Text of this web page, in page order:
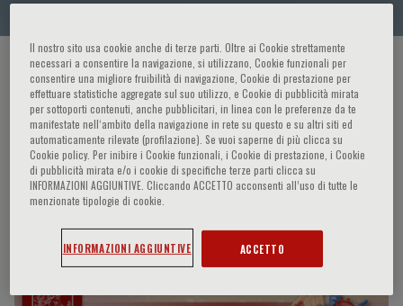
HOME PAGE / CORSI ED EVENTI / RELATORE
Geraldo Payro Ramirez
Partecipazioni del relatore
Il nostro sito usa cookie anche di terze parti. Oltre ai Cookie strettamente
necessari a consentire la navigazione, si utilizzano, Cookie funzionali per
consentire una migliore fruibilità di navigazione, Cookie di prestazione per
effettuare statistiche aggregate sul suo utilizzo, e Cookie di pubblicità mirata
per sottoporti contenuti, anche pubblicitari, in linea con le preferenze da te
manifestate nell‘ambito della navigazione in rete su questo e su altri siti ed
automaticamente rilevate (profilazione). Se vuoi saperne di più clicca su
Cookie policy. Per inibire i Cookie funzionali, i Cookie di prestazione, i Cookie
di pubblicità mirata e/o i cookie di specifiche terze parti clicca su
INFORMAZIONI AGGIUNTIVE. Cliccando ACCETTO acconsenti all’uso di tutte le
menzionate tipologie di cookie.
INFORMAZIONI AGGIUNTIVE ACCETTO